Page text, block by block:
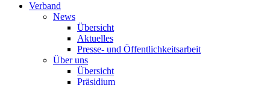
Verband
News
Übersicht
Aktuelles
Presse- und Öffentlichkeitsarbeit
Über uns
Übersicht
Präsidium